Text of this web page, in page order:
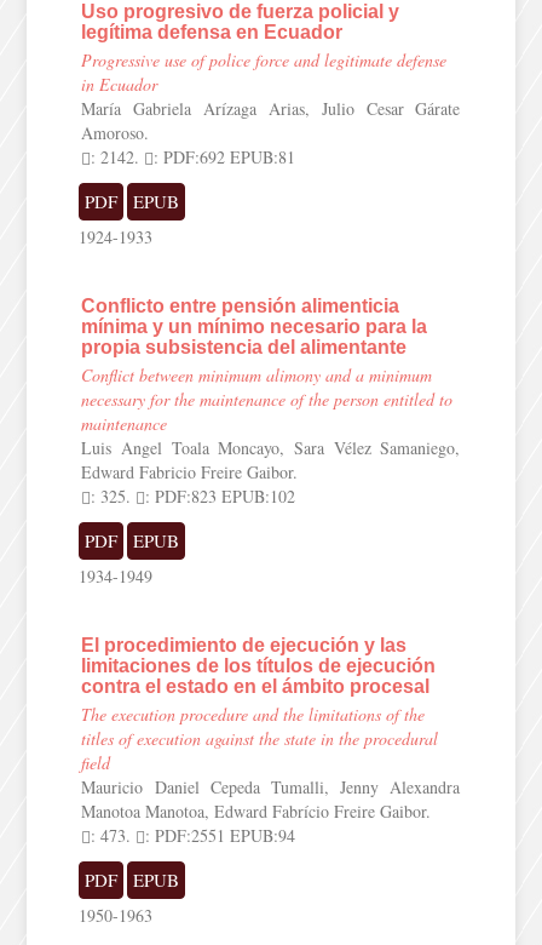
Uso progresivo de fuerza policial y
legítima defensa en Ecuador
Progressive use of police force and legitimate defense
in Ecuador
María Gabriela Arízaga Arias, Julio Cesar Gárate
Amoroso.
: 2142.
: PDF:692 EPUB:81
PDF EPUB
1924-1933
Conflicto entre pensión alimenticia
mínima y un mínimo necesario para la
propia subsistencia del alimentante
Conflict between minimum alimony and a minimum
necessary for the maintenance of the person entitled to
maintenance
Luis Angel Toala Moncayo, Sara Vélez Samaniego,
Edward Fabricio Freire Gaibor.
: 325.
: PDF:823 EPUB:102
PDF EPUB
1934-1949
El procedimiento de ejecución y las
limitaciones de los títulos de ejecución
contra el estado en el ámbito procesal
The execution procedure and the limitations of the
titles of execution against the state in the procedural
field
Mauricio Daniel Cepeda Tumalli, Jenny Alexandra
Manotoa Manotoa, Edward Fabrício Freire Gaibor.
: 473.
: PDF:2551 EPUB:94
PDF EPUB
1950-1963